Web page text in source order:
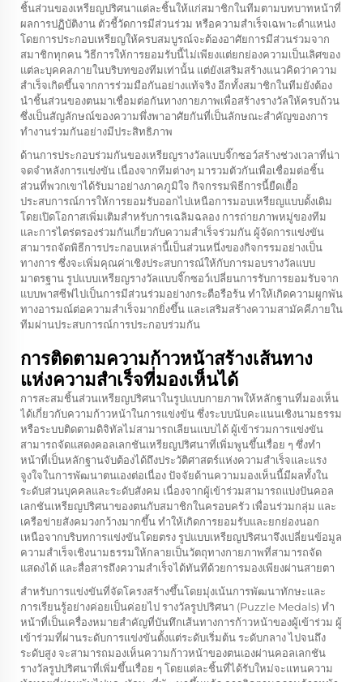
ชิ้นส่วนของเหรียญปริศนาแต่ละชิ้นให้แก่สมาชิกในทีมตามบทบาทหน้าที่
ผลการปฏิบัติงาน ตัวชี้วัดการมีส่วนร่วม หรือความสำเร็จเฉพาะตำแหน่ง
โดยการประกอบเหรียญให้ครบสมบูรณ์จะต้องอาศัยการมีส่วนร่วมจาก
สมาชิกทุกคน วิธีการให้การยอมรับนี้ไม่เพียงแต่ยกย่องความเป็นเลิศของ
แต่ละบุคคลภายในบริบทของทีมเท่านั้น แต่ยังเสริมสร้างแนวคิดว่าความ
สำเร็จเกิดขึ้นจากการร่วมมือกันอย่างแท้จริง อีกทั้งสมาชิกในทีมยังต้อง
นำชิ้นส่วนของตนมาเชื่อมต่อกันทางกายภาพเพื่อสร้างรางวัลให้ครบถ้วน
ซึ่งเป็นสัญลักษณ์ของความพึ่งพาอาศัยกันที่เป็นลักษณะสำคัญของการ
ทำงานร่วมกันอย่างมีประสิทธิภาพ
ด้านการประกอบร่วมกันของเหรียญรางวัลแบบจิ๊กซอว์สร้างช่วงเวลาที่น่า
จดจำหลังการแข่งขัน เนื่องจากทีมต่างๆ มารวมตัวกันเพื่อเชื่อมต่อชิ้น
ส่วนที่พวกเขาได้รับมาอย่างภาคภูมิใจ กิจกรรมพิธีการนี้ยืดเยื้อ
ประสบการณ์การให้การยอมรับออกไปเหนือการมอบเหรียญแบบดั้งเดิม
โดยเปิดโอกาสเพิ่มเติมสำหรับการเฉลิมฉลอง การถ่ายภาพหมู่ของทีม
และการไตร่ตรองร่วมกันเกี่ยวกับความสำเร็จร่วมกัน ผู้จัดการแข่งขัน
สามารถจัดพิธีการประกอบเหล่านี้เป็นส่วนหนึ่งของกิจกรรมอย่างเป็น
ทางการ ซึ่งจะเพิ่มคุณค่าเชิงประสบการณ์ให้กับการมอบรางวัลแบบ
มาตรฐาน รูปแบบเหรียญรางวัลแบบจิ๊กซอว์เปลี่ยนการรับการยอมรับจาก
แบบพาสซีฟไปเป็นการมีส่วนร่วมอย่างกระตือรือร้น ทำให้เกิดความผูกพัน
ทางอารมณ์ต่อความสำเร็จมากยิ่งขึ้น และเสริมสร้างความสามัคคีภายใน
ทีมผ่านประสบการณ์การประกอบร่วมกัน
การติดตามความก้าวหน้าสร้างเส้นทาง
แห่งความสำเร็จที่มองเห็นได้
การสะสมชิ้นส่วนเหรียญปริศนาในรูปแบบกายภาพให้หลักฐานที่มองเห็น
ได้เกี่ยวกับความก้าวหน้าในการแข่งขัน ซึ่งระบบนับคะแนนเชิงนามธรรม
หรือระบบติดตามดิจิทัลไม่สามารถเลียนแบบได้ ผู้เข้าร่วมการแข่งขัน
สามารถจัดแสดงคอลเลกชันเหรียญปริศนาที่เพิ่มพูนขึ้นเรื่อย ๆ ซึ่งทำ
หน้าที่เป็นหลักฐานจับต้องได้ถึงประวัติศาสตร์แห่งความสำเร็จและแรง
จูงใจในการพัฒนาตนเองต่อเนื่อง ปัจจัยด้านความมองเห็นนี้มีผลทั้งใน
ระดับส่วนบุคคลและระดับสังคม เนื่องจากผู้เข้าร่วมสามารถแบ่งปันคอล
เลกชันเหรียญปริศนาของตนกับสมาชิกในครอบครัว เพื่อนร่วมกลุ่ม และ
เครือข่ายสังคมวงกว้างมากขึ้น ทำให้เกิดการยอมรับและยกย่องนอก
เหนือจากบริบทการแข่งขันโดยตรง รูปแบบเหรียญปริศนาจึงเปลี่ยนข้อมูล
ความสำเร็จเชิงนามธรรมให้กลายเป็นวัตถุทางกายภาพที่สามารถจัด
แสดงได้ และสื่อสารถึงความสำเร็จได้ทันทีด้วยการมองเพียงผ่านสายตา
สำหรับการแข่งขันที่จัดโครงสร้างขึ้นโดยมุ่งเน้นการพัฒนาทักษะและ
การเรียนรู้อย่างค่อยเป็นค่อยไป รางวัลรูปปริศนา (Puzzle Medals) ทำ
หน้าที่เป็นเครื่องหมายสำคัญที่บันทึกเส้นทางการก้าวหน้าของผู้เข้าร่วม ผู้
เข้าร่วมที่ผ่านระดับการแข่งขันตั้งแต่ระดับเริ่มต้น ระดับกลาง ไปจนถึง
ระดับสูง จะสามารถมองเห็นความก้าวหน้าของตนเองผ่านคอลเลกชัน
รางวัลรูปปริศนาที่เพิ่มขึ้นเรื่อย ๆ โดยแต่ละชิ้นที่ได้รับใหม่จะแทนความ